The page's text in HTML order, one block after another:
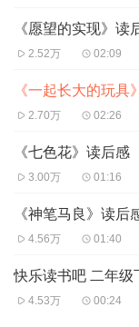
《愿望的实现》读
2.52万 02:09
《一起长大的玩具
2.70万 02:26
《七色花》读后感
3.00万 01:16
《神笔马良》读后
4.56万 01:40
快乐读书吧 二年级
4.53万 00:24